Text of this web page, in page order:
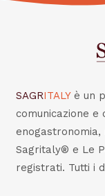
SAGRITALY è un
comunicazione
Sagritaly® e Le
registrati. Tutti i